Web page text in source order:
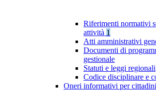
Riferimenti normativi
attività 1
Atti amministrativi
Documenti di
gestionale
Statuti e leggi regionali
Codice disciplinare e
Oneri informativi per